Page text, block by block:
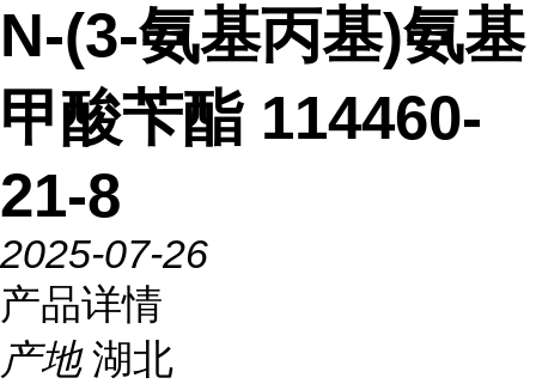
N-(3-氨基丙基)氨基
甲酸苄酯 114460-
21-8
2025-07-26
产品详情
产地 湖北